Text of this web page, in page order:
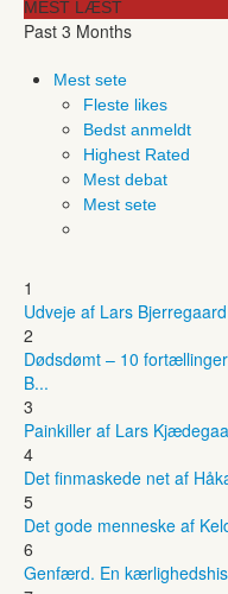
MEST LÆST
Past 3 Months
Mest sete
Fleste likes
Bedst anmeldt
Highest Rated
Mest debat
Mest sete
1
Udveje af Lars
2
Dødsdømt – 10
B...
3
Painkiller af Lars
4
Det finmaskede net af
5
Det gode menneske af
6
Genfærd. En